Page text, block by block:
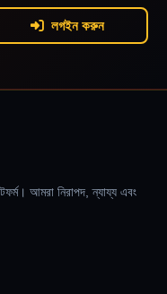
লগইন করুন
আমরা নিরাপদ, ন্যায্য এবং